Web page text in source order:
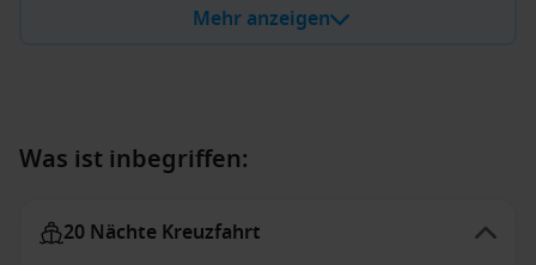
Mehr anzeigen
Was ist inbegriffen:
20 Nächte Kreuzfahrt